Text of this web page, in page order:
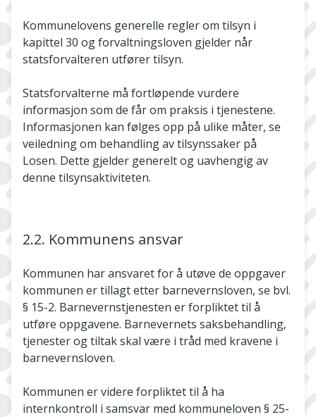
Kommunelovens generelle regler om tilsyn i
kapittel 30 og forvaltningsloven gjelder når
statsforvalteren utfører tilsyn.
Statsforvalterne må fortløpende vurdere
informasjon som de får om praksis i tjenestene.
Informasjonen kan følges opp på ulike måter, se
veiledning om behandling av tilsynssaker på
Losen. Dette gjelder generelt og uavhengig av
denne tilsynsaktiviteten.
2.2. Kommunens ansvar
Kommunen har ansvaret for å utøve de oppgaver
kommunen er tillagt etter barnevernsloven, se bvl.
§ 15-2. Barnevernstjenesten er forpliktet til å
utføre oppgavene. Barnevernets saksbehandling,
tjenester og tiltak skal være i tråd med kravene i
barnevernsloven.
Kommunen er videre forpliktet til å ha
internkontroll i samsvar med kommuneloven § 25-